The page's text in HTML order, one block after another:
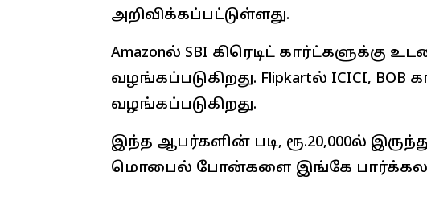
அறிவிக்கப்பட்டுள்ளது.
Amazonல் SBI கிரெடிட் கார்ட்களுக்கு
வழங்கப்படுகிறது. Flipkartல் ICICI, BOB
வழங்கப்படுகிறது.
இந்த ஆபர்களின் படி, ரூ.20,000ல்
மொபைல் போன்களை இங்கே